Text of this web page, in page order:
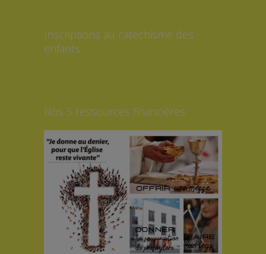
Inscriptions au catéchisme des
enfants
Nos 5 ressources financières